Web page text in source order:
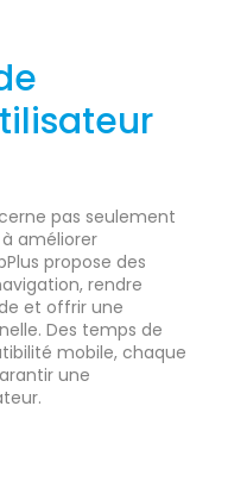
pas seulement
améliorer
propose des
rendre
et offrir une
Des temps de
mobile, chaque
une